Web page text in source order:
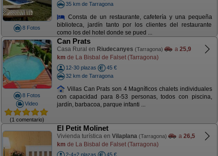
8 Fotos
35 km de Tarragona
Consta de un restaurante, cafetería y una pequeña
biblioteca, jardín tanto por los clientes del restaurante
como los del hotel donde se pued ...
8 Fotos
Video
(1 comentario)
Can Prats
Casa Rural en Riudecanyes (Tarragona) a 25,9
km de La Bisbal de Falset (Tarragona)
12-30 plazas
45 €
32 km de Tarragona
Villas Can Prats son 4 Magníficos chalets individuales
con capacidad para 8-53 personas, todos con piscina,
jardín, barbacoa, parque infanti ...
El Petit Molinet
Vivienda turística en Vilaplana (Tarragona) a 26,5
km de La Bisbal de Falset (Tarragona)
2-4+2 plazas 45 €